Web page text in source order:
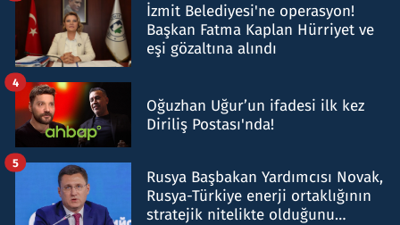
İzmit Belediyesi'ne operasyon!
Başkan Fatma Kaplan Hürriyet ve
eşi gözaltına alındı
Oğuzhan Uğur’un ifadesi ilk kez
Diriliş Postası'nda!
4
Rusya Başbakan Yardımcısı Novak,
Rusya-Türkiye enerji ortaklığının
stratejik nitelikte olduğunu
5